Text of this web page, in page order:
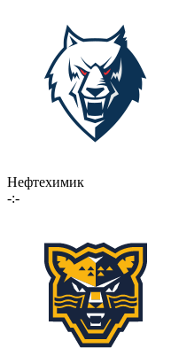
Нефтехимик
-:-